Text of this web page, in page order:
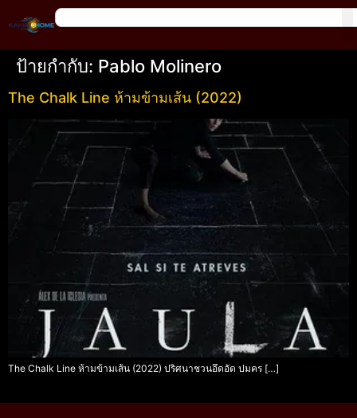
ป้ายกำกับ: Pablo Molinero
The Chalk Line ห้ามข้ามเส้น (2022)
The Chalk Line ห้ามข้ามเส้น (2022) ปริศนาชวนอึดอัด ปมคร […]